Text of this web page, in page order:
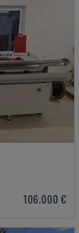
106.000 €